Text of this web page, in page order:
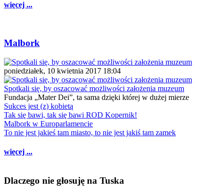
więcej ...
Malbork
poniedziałek, 10 kwietnia 2017 18:04
Spotkali się, by oszacować możliwości założenia muzeum
Fundacja „Mater Dei”, ta sama dzięki której w dużej mierze
Sukces jest (z) kobietą
Tak się bawi, tak się bawi ROD Kopernik!
Malbork w Europarlamencie
To nie jest jakieś tam miasto, to nie jest jakiś tam zamek
więcej ...
Dlaczego nie głosuję na Tuska